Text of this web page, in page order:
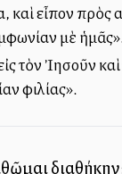
καὶ εἶπον πρὸς
μὲ
τὸν Ἰησοῦν
φιλίας».